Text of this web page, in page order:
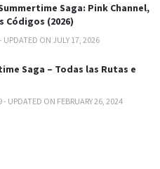
Saga: Pink Channel,
Códigos (2026)
UPDATED ON JULY 17, 2026
Saga – Todas las Rutas e
- UPDATED ON FEBRUARY 26, 2024